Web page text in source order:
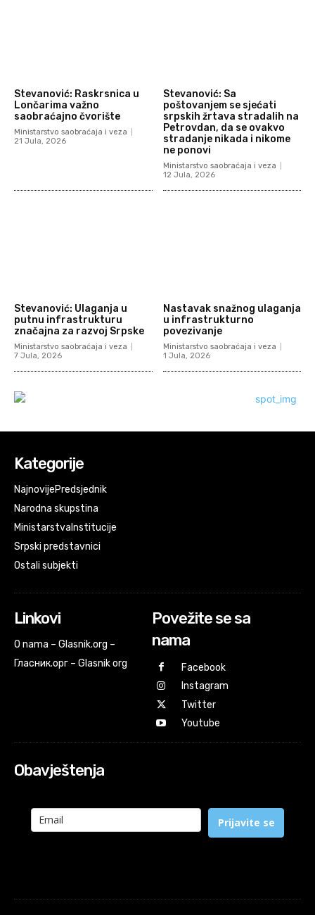
Stevanović: Raskrsnica u
Lončarima važno
saobraćajno čvorište
Ministarstvo saobraćaja i veza
21 Jula, 2026
Stevanović: Sa
poštovanjem se sjećati
srpskih žrtava stradalih na
Petrovdan, da se ovakvo
stradanje nikada i nikome
ne ponovi
Ministarstvo saobraćaja i veza
12 Jula, 2026
Stevanović: Ulaganja u
putnu infrastrukturu
značajna za razvoj Srpske
Ministarstvo saobraćaja i veza
7 Jula, 2026
Nastavak snažnog ulaganja
u infrastrukturno
povezivanje
Ministarstvo saobraćaja i veza
1 Jula, 2026
Kategorije
NajnovijePredsjednik
Narodna skupstina
Ministarstva Institucije
Srpski predstavnici
Ostali subjekti
Linkovi
O nama – Glasnik.org –
Гласник.орг – Glasnik org
Povežite se sa
nama
Facebook
Instagram
Twitter
Youtube
Obavještenja
Prijavite se